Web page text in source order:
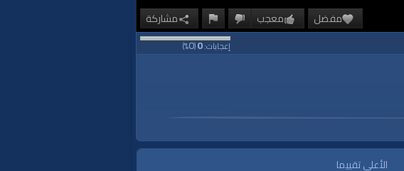
مفضل معجب مشاركة
إعجابات:0
(
0
%)
الأعلى تقييما